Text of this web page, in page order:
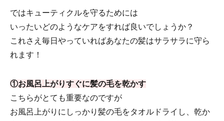
ではキューティクルを守るためには
いったいどのようなケアをすれば良いでしょうか？
これさえ毎日やっていればあなたの髪はサラサラに守ら
れます！
①お風呂上がりすぐに髪の毛を乾かす
こちらがとても重要なのですが
お風呂上がりにしっかり髪の毛をタオルドライし、乾か